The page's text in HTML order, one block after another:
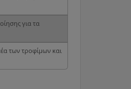
για τα
των τροφίμων και